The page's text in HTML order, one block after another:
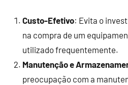
Custo-Efetivo: Evita o
na compra de um
utilizado frequentemente.
Manutenção e
preocupação com a